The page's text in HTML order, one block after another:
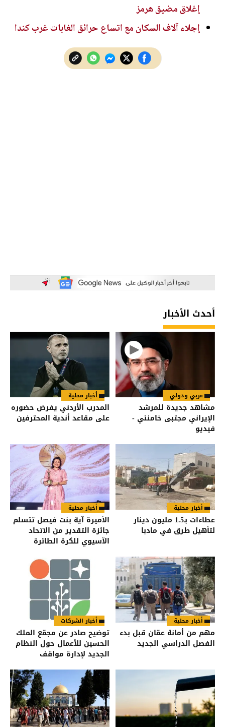
إغلاق مضيق هرمز
إجلاء آلاف السكان مع اتساع حرائق الغابات غرب كندا
أحدث الأخبار
عربي ودولي
مشاهد جديدة للمرشد
الإيراني مجتبى خامنئي -
فيديو
أخبار محلية
المدرب الأردني يفرض حضوره
على مقاعد أندية المحترفين
أخبار محلية
عطاءات بـ1.5 مليون دينار
لتأهيل طرق في مادبا
أخبار محلية
الأميرة آية بنت فيصل تتسلم
جائزة التقدير من الاتحاد
الآسيوي للكرة الطائرة
أخبار محلية
مهم من أمانة عمّان قبل بدء
الفصل الدراسي الجديد
أخبار الشركات
توضيح صادر عن مجمّع الملك
الحسين للأعمال حول النظام
الجديد لإدارة مواقف